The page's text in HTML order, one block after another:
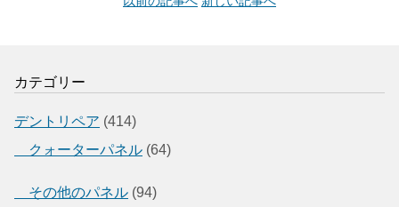
カテゴリー
デントリペア (414)
クォーターパネル (64)
その他のパネル (94)